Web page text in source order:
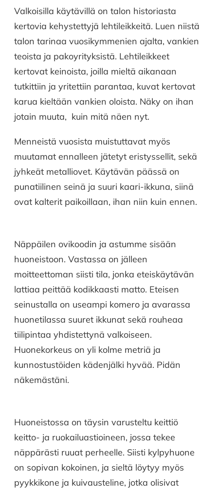
Valkoisilla käytävillä on talon historiasta
kertovia kehystettyjä lehtileikkeitä. Luen niistä
talon tarinaa vuosikymmenien ajalta, vankien
teoista ja pakoyrityksistä. Lehtileikkeet
kertovat keinoista, joilla mieltä aikanaan
tutkittiin ja yritettiin parantaa, kuvat kertovat
karua kieltään vankien oloista. Näky on ihan
jotain muuta, kuin mitä näen nyt.
Menneistä vuosista muistuttavat myös
muutamat ennalleen jätetyt eristyssellit, sekä
jyhkeät metalliovet. Käytävän päässä on
punatiilinen seinä ja suuri kaari-ikkuna, siinä
ovat kalterit paikoillaan, ihan niin kuin ennen.
Näppäilen ovikoodin ja astumme sisään
huoneistoon. Vastassa on jälleen
moitteettoman siisti tila, jonka eteiskäytävän
lattiaa peittää kodikkaasti matto. Eteisen
seinustalla on useampi komero ja avarassa
huonetilassa suuret ikkunat sekä rouheaa
tiilipintaa yhdistettynä valkoiseen.
Huonekorkeus on yli kolme metriä ja
kunnostustöiden kädenjälki hyvää. Pidän
näkemästäni.
Huoneistossa on täysin varusteltu keittiö
keitto- ja ruokailuastioineen, jossa tekee
näppärästi ruuat perheelle. Siisti kylpyhuone
on sopivan kokoinen, ja sieltä löytyy myös
pyykkikone ja kuivausteline, jotka olisivat